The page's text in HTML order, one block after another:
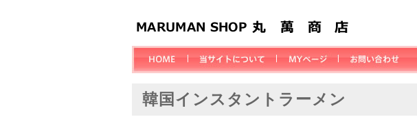
韓国インスタントラーメン